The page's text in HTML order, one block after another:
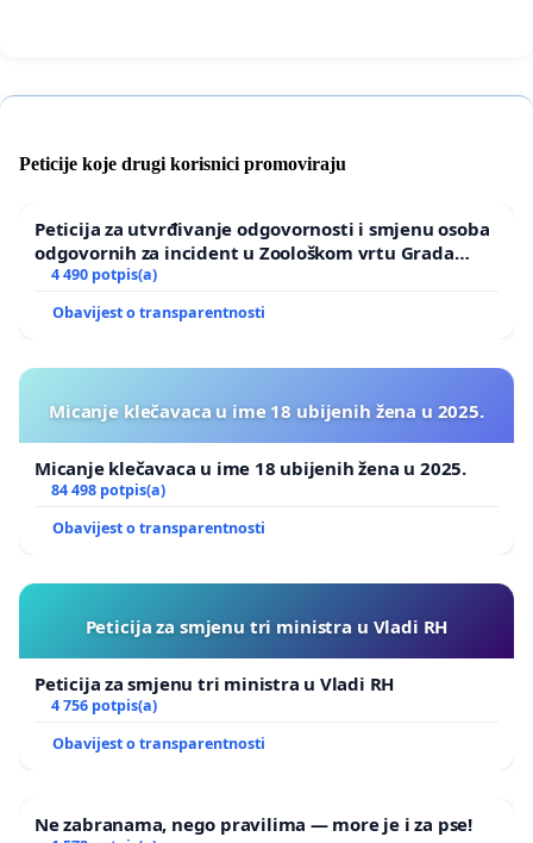
Peticije koje drugi korisnici promoviraju
Peticija za utvrđivanje odgovornosti i smjenu osoba
odgovornih za incident u Zoološkom vrtu Grada
Zagreba
4 490 potpis(a)
Obavijest o transparentnosti
Micanje klečavaca u ime 18 ubijenih žena u 2025.
Micanje klečavaca u ime 18 ubijenih žena u 2025.
84 498 potpis(a)
Obavijest o transparentnosti
Peticija za smjenu tri ministra u Vladi RH
Peticija za smjenu tri ministra u Vladi RH
4 756 potpis(a)
Obavijest o transparentnosti
Ne zabranama, nego pravilima — more je i za pse!